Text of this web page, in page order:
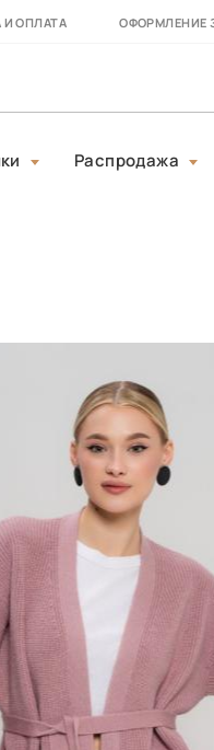
И ОПЛАТА ОФОРМЛЕНИЕ
Распродажа